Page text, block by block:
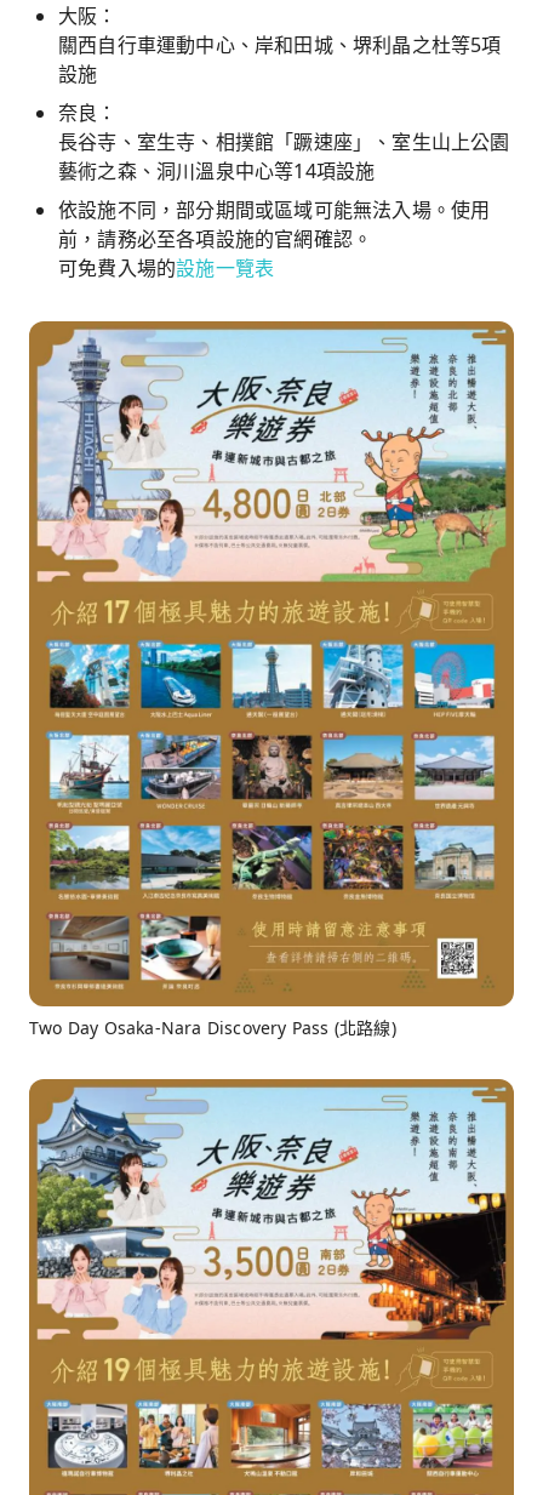
大阪：
關西自行車運動中心、岸和田城、堺利晶之杜等5項
設施
奈良：
長谷寺、室生寺、相撲館「蹶速座」、室生山上公園
藝術之森、洞川溫泉中心等14項設施
依設施不同，部分期間或區域可能無法入場。使用
前，請務必至各項設施的官網確認。
可免費入場的設施一覽表
Two Day Osaka-Nara Discovery Pass (北路線)